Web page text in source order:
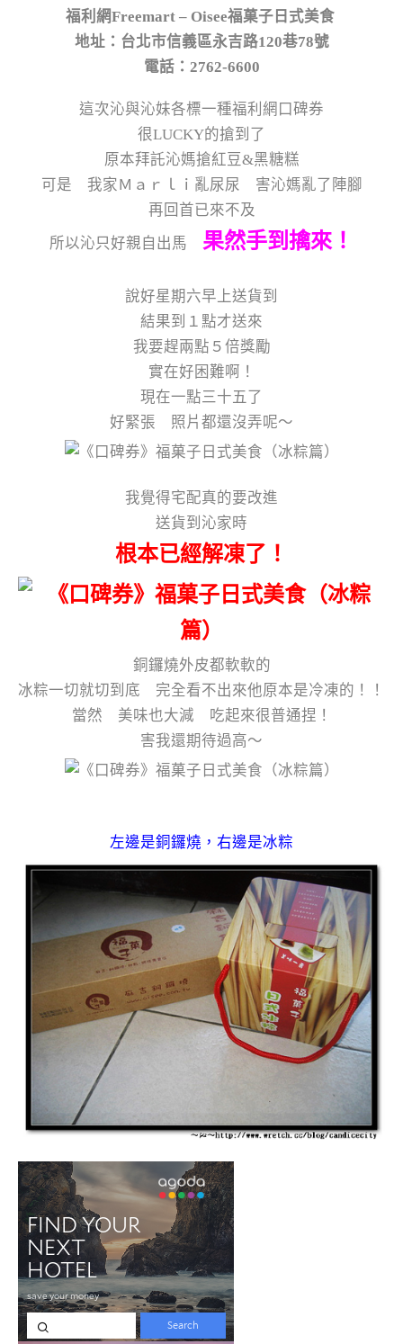
福利網Freemart – Oisee福菓子日式美食
地址：台北市信義區永吉路120巷78號
電話：2762-6600
這次沁與沁妹各標一種福利網口碑券
很LUCKY的搶到了
原本拜託沁媽搶紅豆&黑糖糕
可是 我家Ｍａｒｌｉ亂尿尿 害沁媽亂了陣腳
再回首已來不及
所以沁只好親自出馬 果然手到擒來！
說好星期六早上送貨到
結果到１點才送來
我要趕兩點５倍獎勵
實在好困難啊！
現在一點三十五了
好緊張 照片都還沒弄呢～
我覺得宅配真的要改進
送貨到沁家時
根本已經解凍了！
銅鑼燒外皮都軟軟的
冰粽一切就切到底 完全看不出來他原本是冷凍的！！
當然 美味也大減 吃起來很普通捏！
害我還期待過高～
左邊是銅鑼燒，右邊是冰粽